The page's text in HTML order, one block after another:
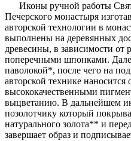
Иконы ручной работы
Печерского монастыря
авторской технологии в
выполнены на деревянных
древесины, в зависимости от
поперечными шпонками.
паволокой*, после чего на
авторской технике
высококачественными
выцветанию. В дальнейшем
позолотчику который
натурального золота** и
завершает образ и